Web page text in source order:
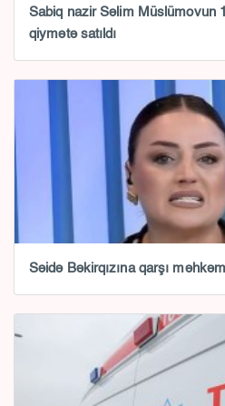
Sabiq nazir Səlim Müslümovun
qiymətə satıldı
Səidə Bəkirqızına qarşı